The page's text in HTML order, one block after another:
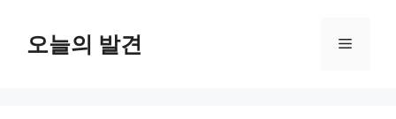
오늘의 발견 메